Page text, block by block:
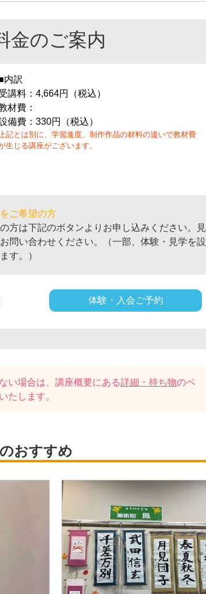
金のご案内
内訳
講料：4,664円（税込）
材費：
備費：330円（税込）
記とは別に、学習進度、制作作品の材料の違いで教材費
生じる講座がございます。
ご希望の方
方は下記のボタンよりお申し込みください。見
問い合わせください。（一部、体験・見学を設
す。）
体験・入会ご予約
い場合は、講座概要にある詳細・持ち物のペ
たします。